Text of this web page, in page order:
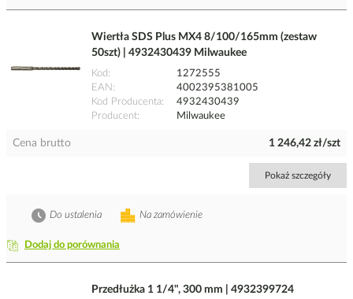
Wiertła SDS Plus MX4 8/100/165mm (zestaw
50szt) | 4932430439 Milwaukee
Kod
1272555
EAN
4002395381005
Kod Producenta
4932430439
Producent
Milwaukee
Cena brutto 1 246,42 zł/szt
Pokaż szczegóły
Dodaj do porównania
Na zamówienie
Do ustalenia
Przedłużka 1 1/4", 300 mm | 4932399724